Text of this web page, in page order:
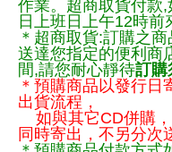
作業。超商取貨付款
日上班日上午12時前
＊超商取貨:訂購之
送達您指定的便利商
間,請您耐心靜待訂購
＊預購商品以發行日
出貨流程，
如與其它CD併購，
同時寄出，不另分次